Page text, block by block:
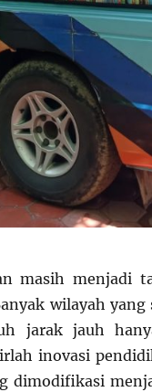
masih menjadi
wilayah
jarak jauh
inovasi
dimodifikasi